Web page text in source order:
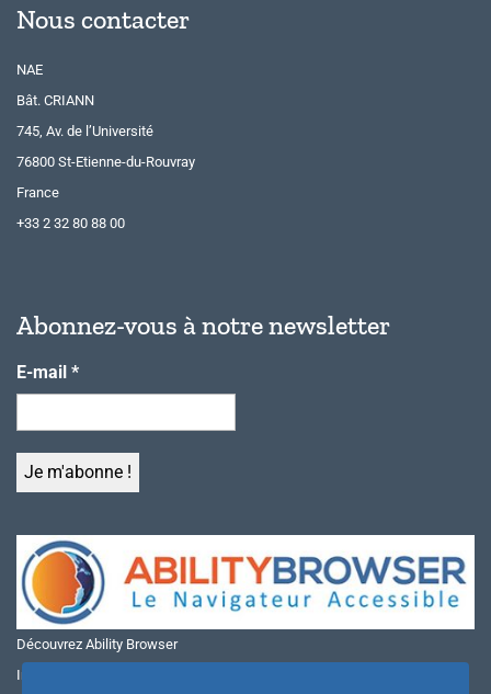
Nous contacter
NAE
Bât. CRIANN
745, Av. de l’Université
76800 St-Etienne-du-Rouvray
France
+33 2 32 80 88 00
Abonnez-vous à notre newsletter
E-mail *
Découvrez Ability Browser
Installer Ability Browser sur Windows